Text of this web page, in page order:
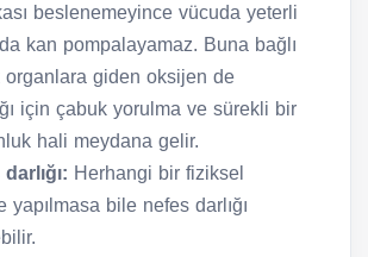
beslenemeyince vücuda yeterli
kan pompalayamaz. Buna bağlı
organlara giden oksijen de
için çabuk yorulma ve sürekli bir
hali meydana gelir.
Herhangi bir fiziksel
yapılmasa bile nefes darlığı